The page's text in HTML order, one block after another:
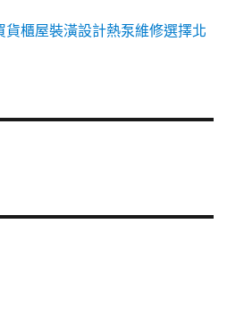
貨櫃屋裝潢設計熱泵維修選擇北